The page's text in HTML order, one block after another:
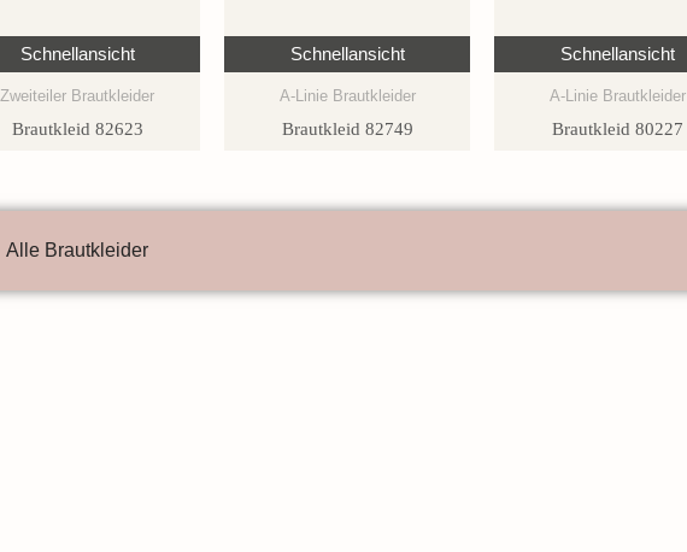
Schnellansicht
Zweiteiler Brautkleider
Brautkleid 82623
Schnellansicht
A-Linie Brautkleider
Brautkleid 82749
Schnellansicht
A-Linie Brautkleider
Brautkleid 80227
Alle Brautkleider